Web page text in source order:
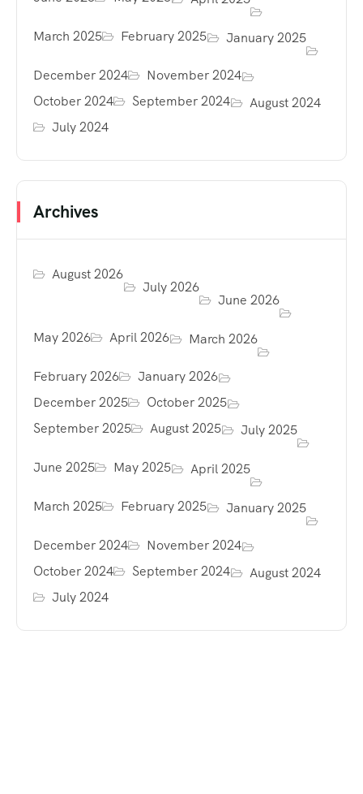
March 2025 February 2025 January 2025
December 2024
November 2024
October 2024
September 2024
August 2024
July 2024
Archives
August 2026
July 2026
June 2026
May 2026 April 2026 March 2026
February 2026
January 2026
December 2025
October 2025
September 2025
August 2025 July 2025
June 2025 May 2025 April 2025
March 2025 February 2025 January 2025
December 2024
November 2024
October 2024
September 2024
August 2024
July 2024